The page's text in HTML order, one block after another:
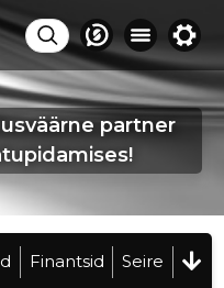
partner
Finantsid Seire